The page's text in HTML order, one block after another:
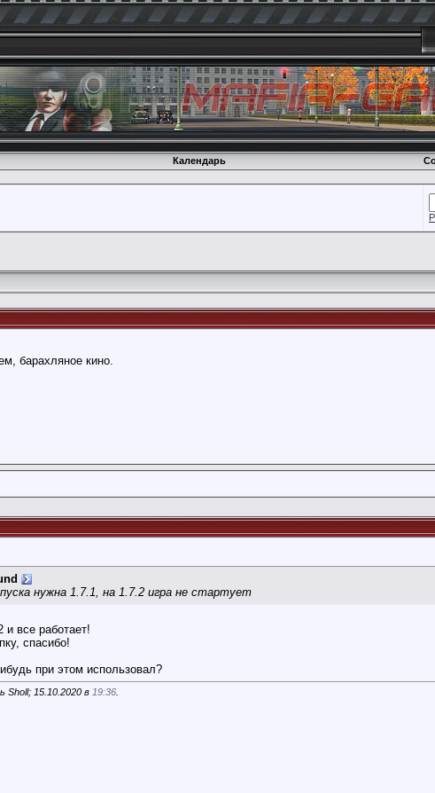
Календарь
барахляное кино.
нужна 1.7.1, на 1.7.2 игра не стартует
и все работает!
спасибо!
при этом использовал?
Sholl; 15.10.2020 в 19:36